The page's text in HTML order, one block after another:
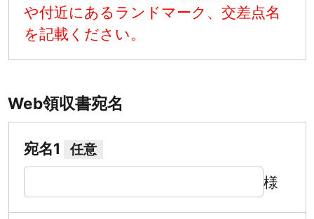
や付近にあるランドマーク、交差点名
を記載ください。
Web領収書宛名
宛名1 任意
様